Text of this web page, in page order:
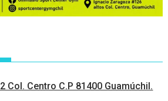
Col. Centro C.P 81400 Guamúchil.